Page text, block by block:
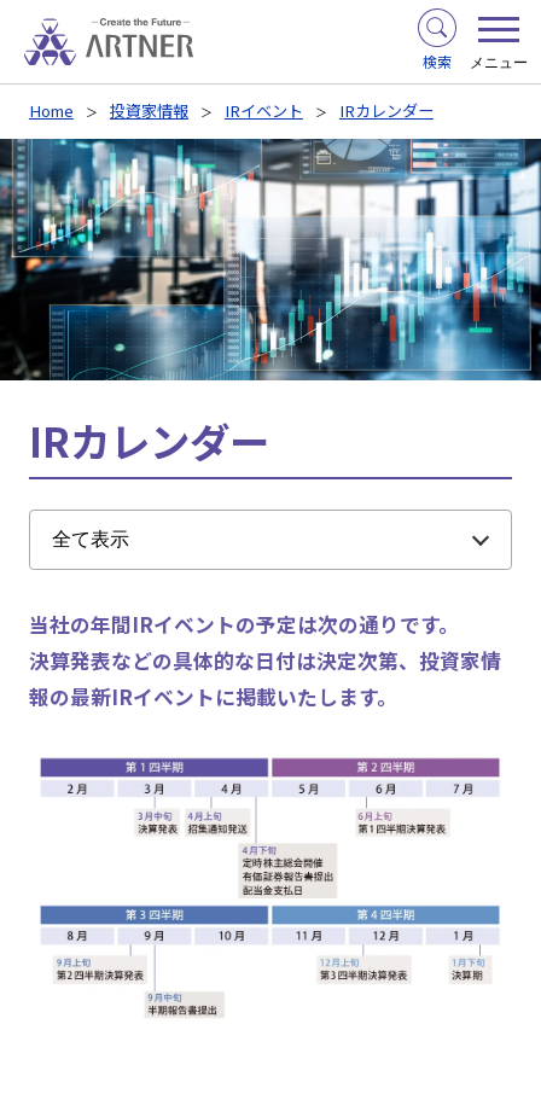
検索 メニュー
Home 投資家情報 IRイベント IRカレンダー
IRカレンダー
全て表示
当社の年間IRイベントの予定は次の通りです。
決算発表などの具体的な日付は決定次第、投資家情
報の最新IRイベントに掲載いたします。